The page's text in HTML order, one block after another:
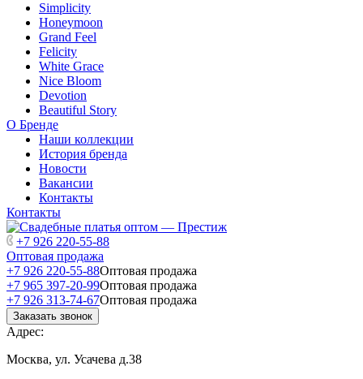
Simplicity
Honeymoon
Grand Feel
Felicity
White Grace
Nice Bloom
Devotion
Beautiful Story
О Бренде
Наши коллекции
История бренда
Новости
Вакансии
Контакты
Контакты
+7 926 220-55-88
Оптовая продажа
+7 926 220-55-88Оптовая продажа
+7 965 397-20-99Оптовая продажа
+7 926 313-74-67Оптовая продажа
Заказать звонок
Адрес:
Москва, ул. Усачева д.38